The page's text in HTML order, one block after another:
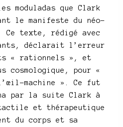
moduladas que Clark
le manifeste du néo-
Ce texte, rédigé avec
déclarait l’erreur
« rationnels », et
cosmologique, pour «
machine ». Ce fut
par la suite Clark à
et thérapeutique
du corps et sa